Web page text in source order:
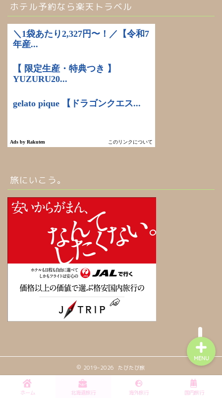
ホテル予約なら楽天トラベル
旅にいこう。
2019–2026 たびたび旅
ホーム 北海道旅行 海外旅行 国内旅行
MENU